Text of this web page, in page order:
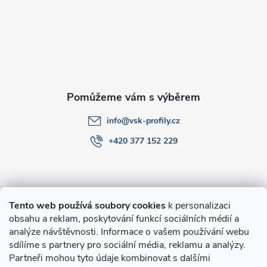
Tento web používá soubory cookies k personalizaci
obsahu a reklam, poskytování funkcí sociálních médií a
analýze návštěvnosti. Informace o vašem používání webu
sdílíme s partnery pro sociální média, reklamu a analýzy.
Partneři mohou tyto údaje kombinovat s dalšími
O nákupu
Novinky v programu Alusic
info@vsk-profily.cz
+420 377 152 229